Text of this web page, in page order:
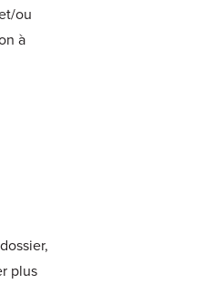
ou
à
plus